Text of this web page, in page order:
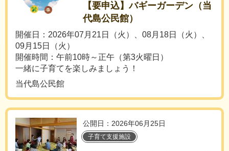
【要申込】バギーガーデン（当
代島公民館）
開催日：2026年07月21日（火）、08月18日（火）、
09月15日（火）
開催時間：午前10時～正午（第3火曜日）
一緒に子育てを楽しみましょう！
当代島公民館
公開日：2026年06月25日
子育て支援施設